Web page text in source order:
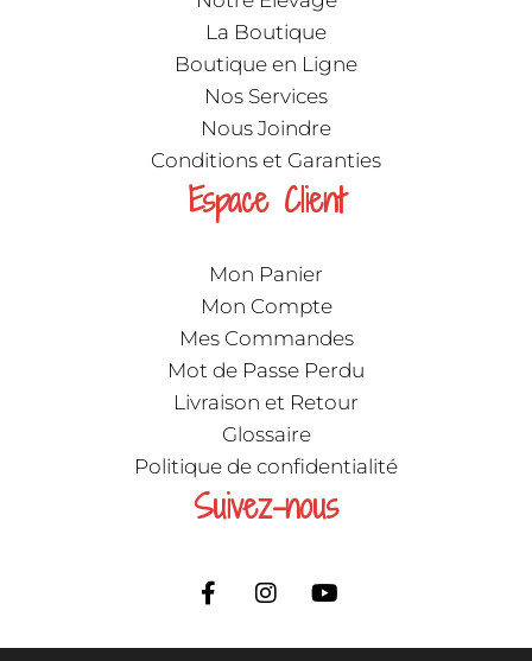
La Boutique
Boutique en Ligne
Nos Services
Nous Joindre
Conditions et Garanties
Espace Client
Mon Panier
Mon Compte
Mes Commandes
Mot de Passe Perdu
Livraison et Retour
Glossaire
Politique de confidentialité
Suivez-nous
F
a
e
I
n
t
Y
o
t